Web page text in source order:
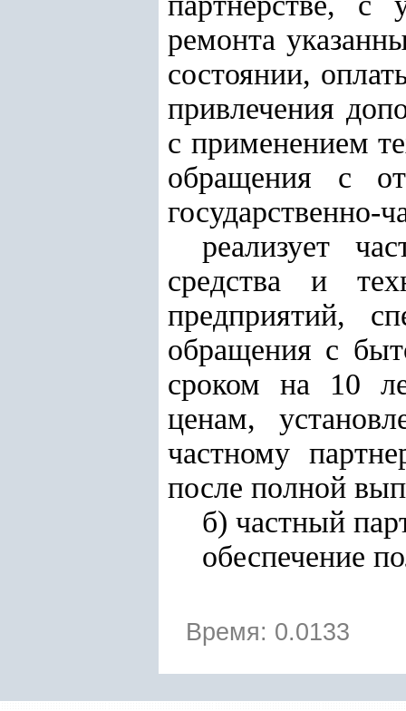
ремонта
состоянии,
привлечения
с применением
обращения с
государственно-
реализует
средства и
предприятий,
обращения с
сроком на 10
ценам,
частному
после полной
б) частный
обеспечение
Время: 0.0133